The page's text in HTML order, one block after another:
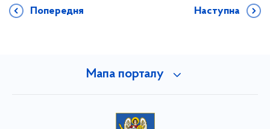
Попередня Наступна
Мапа порталу